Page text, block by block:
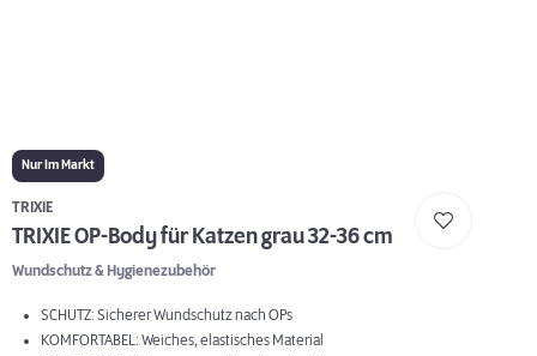
Nur Im Markt
TRIXIE
TRIXIE OP-Body für Katzen grau 32-36 cm
Wundschutz & Hygienezubehör
SCHUTZ: Sicherer Wundschutz nach OPs
KOMFORTABEL: Weiches, elastisches Material